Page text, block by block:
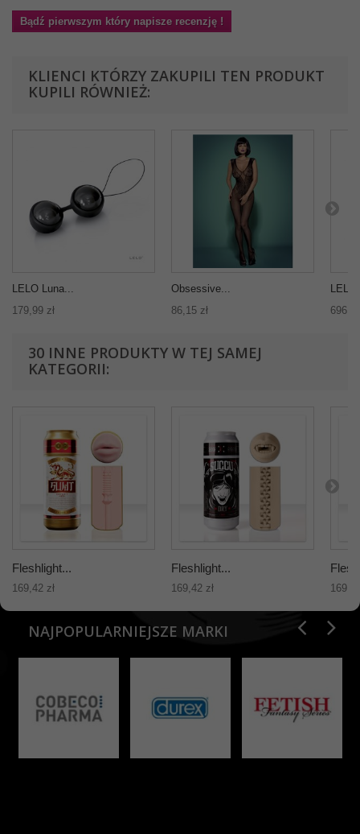
Bądź pierwszym który napisze recenzję !
KLIENCI KTÓRZY ZAKUPILI TEN PRODUKT
KUPILI RÓWNIEŻ:
LELO Luna...
179,99 zł
Obsessive...
86,15 zł
30 INNE PRODUKTY W TEJ SAMEJ
KATEGORII:
Fleshlight...
169,42 zł
Fleshlight...
169,42 zł
NAJPOPULARNIEJSZE MARKI